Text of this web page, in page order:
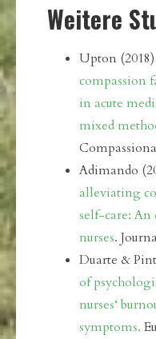
Weitere
Upton (2018)
compassion
in acute
mixed
Adimando
alleviating
self-care: An
nurses.
Duarte &
of
nurses‘
symptoms.